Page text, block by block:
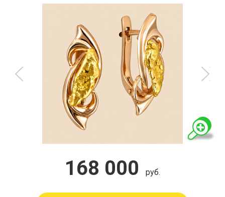
168 000 руб.